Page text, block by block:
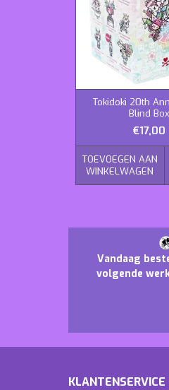
Tokidoki 20th
Blind Box
€17,00
TOEVOEGEN AAN
WINKELWAGEN
Vandaag
volgende
KLANTENSERVICE